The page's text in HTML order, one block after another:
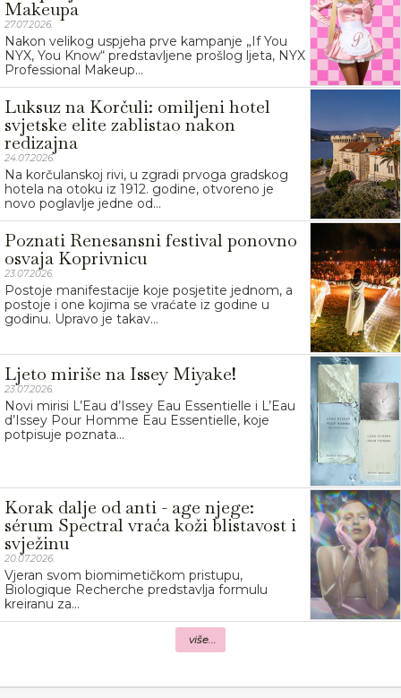
Makeupa
27.07.2026.
Nakon velikog uspjeha prve kampanje „If You
NYX, You Know“ predstavljene prošlog ljeta, NYX
Professional Makeup...
Luksuz na Korčuli: omiljeni hotel
svjetske elite zablistao nakon
redizajna
24.07.2026.
Na korčulanskoj rivi, u zgradi prvoga gradskog
hotela na otoku iz 1912. godine, otvoreno je
novo poglavlje jedne od...
Poznati Renesansni festival ponovno
osvaja Koprivnicu
23.07.2026.
Postoje manifestacije koje posjetite jednom, a
postoje i one kojima se vraćate iz godine u
godinu. Upravo je takav...
Ljeto miriše na Issey Miyake!
23.07.2026.
Novi mirisi L’Eau d’Issey Eau Essentielle i L’Eau
d’Issey Pour Homme Eau Essentielle, koje
potpisuje poznata...
Korak dalje od anti - age njege:
sérum Spectral vraća koži blistavost i
svježinu
20.07.2026.
Vjeran svom biomimetičkom pristupu,
Biologique Recherche predstavlja formulu
kreiranu za...
više...